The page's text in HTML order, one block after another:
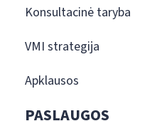
Konsultacinė taryba
VMI strategija
Apklausos
PASLAUGOS